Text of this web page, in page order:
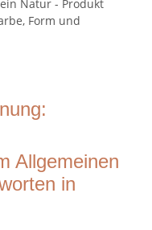
Natur - Produkt
Form und
Allgemeinen
in